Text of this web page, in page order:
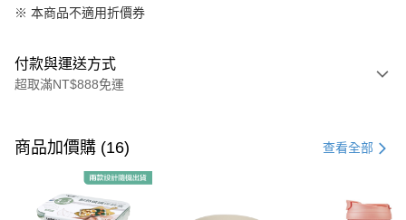
※ 本商品不適用折價券
付款與運送方式
超取滿NT$888免運
信用卡一次付款
Apple Pay
商品加價購 (16) 查看全部